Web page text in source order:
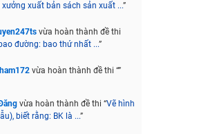
xuất bản sách sản xuất ...”
vừa hoàn thành đề thi
đường: bao thứ nhất ...”
vừa hoàn thành đề thi “”
vừa hoàn thành đề thi “Vẽ hình
biết rằng: BK là ...”